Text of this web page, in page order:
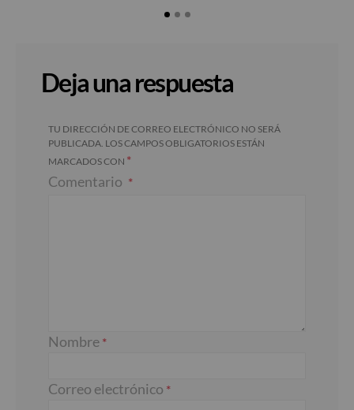
Deja una respuesta
TU DIRECCIÓN DE CORREO ELECTRÓNICO NO SERÁ
PUBLICADA. LOS CAMPOS OBLIGATORIOS ESTÁN
MARCADOS CON *
Comentario
Nombre *
Correo electrónico *